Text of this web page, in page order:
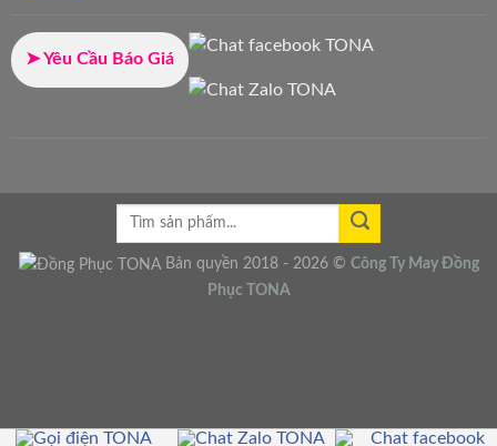
➤ Yêu Cầu Báo Giá
Bản quyền 2018 - 2026 © Công Ty May Đồng
Phục TONA